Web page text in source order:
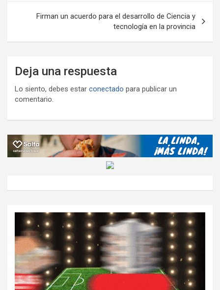
Firman un acuerdo para el desarrollo de Ciencia y
tecnología en la provincia
Deja una respuesta
Lo siento, debes estar conectado para publicar un
comentario.